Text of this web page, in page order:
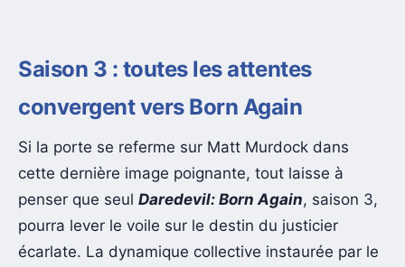
Saison 3 : toutes les attentes
convergent vers Born Again
Si la porte se referme sur Matt Murdock dans
cette dernière image poignante, tout laisse à
penser que seul Daredevil: Born Again, saison 3,
pourra lever le voile sur le destin du justicier
écarlate. La dynamique collective instaurée par le